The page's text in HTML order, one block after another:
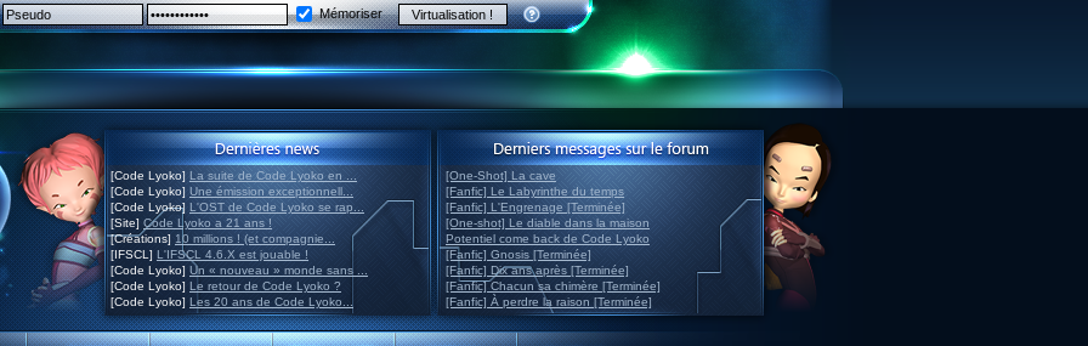
Mémoriser
[Code Lyoko] La suite de Code Lyoko en ...
[Code Lyoko] Une émission exceptionnell...
[Code Lyoko] L'OST de Code Lyoko se rap...
[Site] Code Lyoko a 21 ans !
[Créations] 10 millions ! (et compagnie...
[IFSCL] L'IFSCL 4.6.X est jouable !
[Code Lyoko] Un « nouveau » monde sans ...
[Code Lyoko] Le retour de Code Lyoko ?
[Code Lyoko] Les 20 ans de Code Lyoko...
[One-Shot] La cave
[Fanfic] Le Labyrinthe du temps
[Fanfic] L'Engrenage [Terminée]
[One-shot] Le diable dans la maison
Potentiel come back de Code Lyoko
[Fanfic] Gnosis [Terminée]
[Fanfic] Dix ans après [Terminée]
[Fanfic] Chacun sa chimère [Terminée]
[Fanfic] À perdre la raison [Terminée]